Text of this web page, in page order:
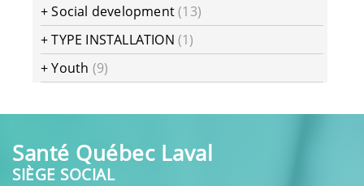
+Social development(13)
+TYPE INSTALLATION (1)
+Youth (9)
Santé Québec Laval
SIÈGE SOCIAL